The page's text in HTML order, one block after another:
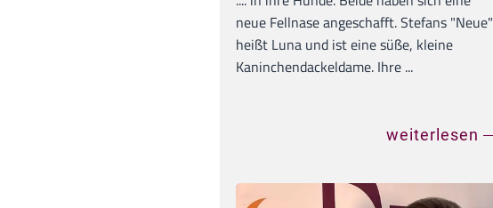
neue Fellnase angeschafft. Stefans "Neue"
heißt Luna und ist eine süße, kleine
Kaninchendackeldame. Ihre ...
weiterlesen